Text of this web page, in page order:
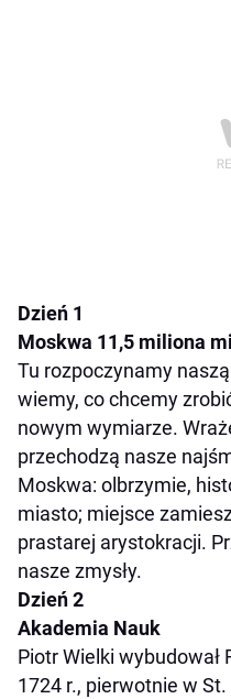
Dzień 1
Moskwa 11,5 miliona
Tu rozpoczynamy
wiemy, co chcemy
nowym wymiarze.
przechodzą nasze
Moskwa: olbrzymie,
miasto; miejsce
prastarej arystokracji.
nasze zmysły.
Dzień 2
Akademia Nauk
Piotr Wielki wybudował
1724 r., pierwotnie w